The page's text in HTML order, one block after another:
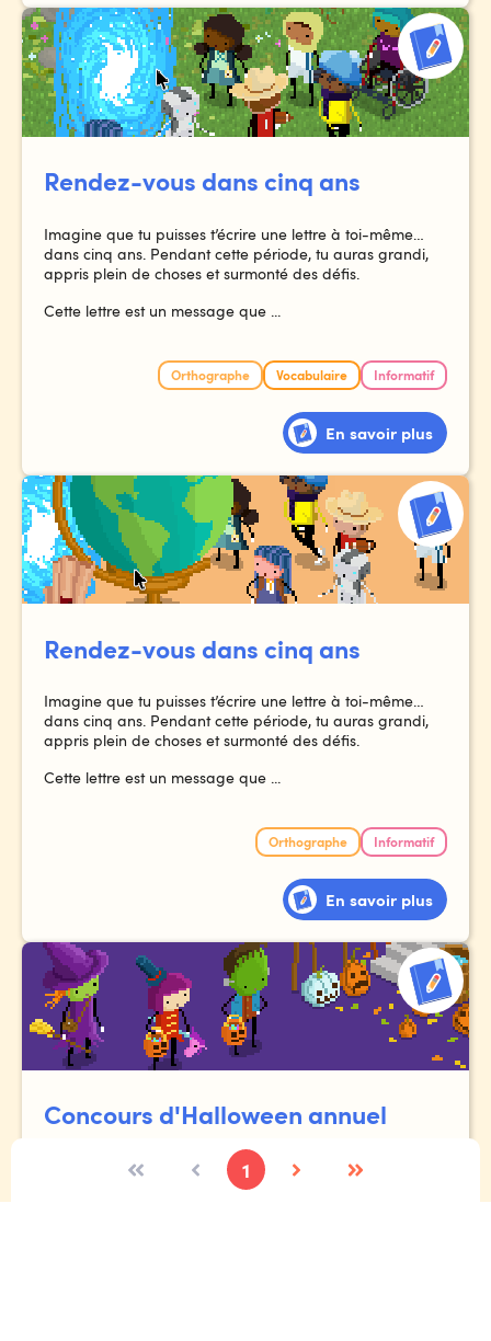
Rendez-vous dans cinq ans
Imagine que tu puisses t’écrire une lettre à toi-même…
dans cinq ans. Pendant cette période, tu auras grandi,
appris plein de choses et surmonté des défis.
Cette lettre est un message que ...
Orthographe Vocabulaire Informatif
En savoir plus
Rendez-vous dans cinq ans
Imagine que tu puisses t’écrire une lettre à toi-même…
dans cinq ans. Pendant cette période, tu auras grandi,
appris plein de choses et surmonté des défis.
Cette lettre est un message que ...
Orthographe Informatif
En savoir plus
Concours d'Halloween annuel
Toi et tes amis rentrent à la maison après la collecte de
bonbons, mais étrangement, le chemin du retour semble
1